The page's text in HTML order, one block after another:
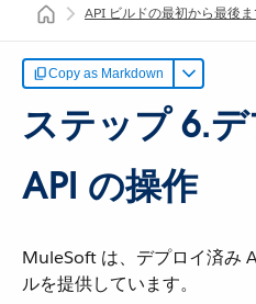
API ビルドの最初から最後
Copy as Markdown
ステップ 6.
API の操作
MuleSoft は、デプロイ済み
ルを提供しています。